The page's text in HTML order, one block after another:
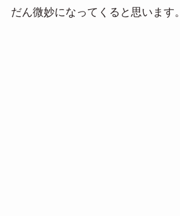
だん微妙になってくると思います。